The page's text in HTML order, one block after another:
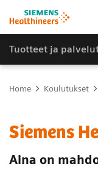
Tuotteet ja
Home Koulutukset
Siemens
Aina on